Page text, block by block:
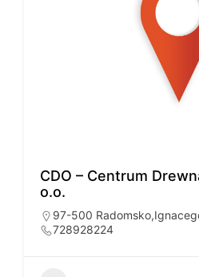
CDO – Centrum
o.o.
97-500
728928224